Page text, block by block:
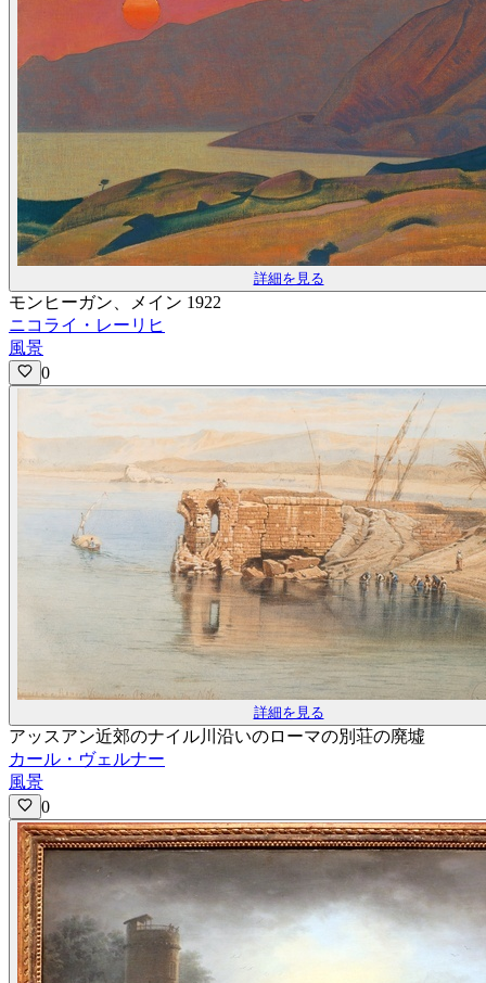
詳細を見る
モンヒーガン、メイン 1922
ニコライ・レーリヒ
風景
0
詳細を見る
アッスアン近郊のナイル川沿いのローマの別荘の廃墟
カール・ヴェルナー
風景
0